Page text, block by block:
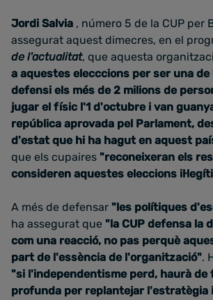
Jordi Salvia , número 5 de la CUP per
assegurat aquest dimecres, en el
de l'actualitat, que aquesta
a aquestes elecccions per ser una de
defensi els més de 2 milions de
jugar el físic l'1 d'octubre i van
república aprovada pel Parlament,
d'estat que hi ha hagut en aquest
que els cupaires "reconeixeran els
consideren aquestes eleccions
A més de defensar "les polítiques
ha assegurat que "la CUP defensa la
com una reacció, no pas perquè
part de l'essència de l'organització".
"si l'independentisme perd, haurà de
profunda per replantejar l'estratègia